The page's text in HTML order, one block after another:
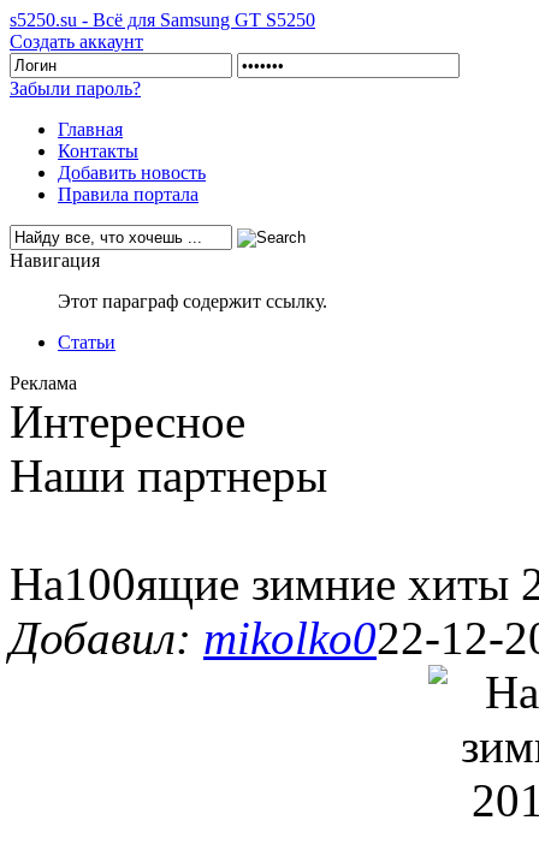
s5250.su - Всё для Samsung GT S5250
Создать аккаунт
Забыли пароль?
Главная
Контакты
Добавить новость
Правила портала
Навигация
Этот параграф содержит ссылку.
Статьи
Реклама
Интересное
Наши партнеры
На100ящие зимние хиты
Добавил: mikolko022-12-